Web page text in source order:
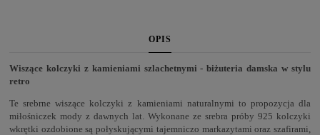
OPIS
Wiszące kolczyki z kamieniami szlachetnymi - biżuteria damska w stylu
retro
Te srebrne wiszące kolczyki z kamieniami naturalnymi to propozycja dla
miłośniczek mody z dawnych lat. Wykonane ze srebra próby 925 kolczyki
wkrętki ozdobione są połyskującymi tajemniczo markazytami oraz szafirami,